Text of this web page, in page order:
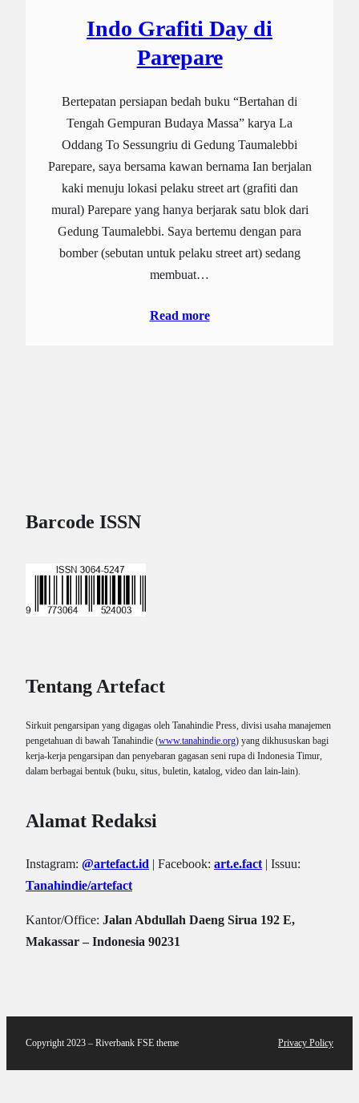
Indo Grafiti Day di
Parepare
Bertepatan persiapan bedah buku “Bertahan di
Tengah Gempuran Budaya Massa” karya La
Oddang To Sessungriu di Gedung Taumalebbi
Parepare, saya bersama kawan bernama Ian berjalan
kaki menuju lokasi pelaku street art (grafiti dan
mural) Parepare yang hanya berjarak satu blok dari
Gedung Taumalebbi. Saya bertemu dengan para
bomber (sebutan untuk pelaku street art) sedang
membuat…
Read more
Barcode ISSN
Tentang Artefact
Sirkuit pengarsipan yang digagas oleh Tanahindie Press, divisi usaha manajemen
pengetahuan di bawah Tanahindie (www.tanahindie.org) yang dikhususkan bagi
kerja-kerja pengarsipan dan penyebaran gagasan seni rupa di Indonesia Timur,
dalam berbagai bentuk (buku, situs, buletin, katalog, video dan lain-lain).
Alamat Redaksi
Instagram: @artefact.id | Facebook: art.e.fact | Issuu:
Tanahindie/artefact
Kantor/Office: Jalan Abdullah Daeng Sirua 192 E,
Makassar – Indonesia 90231
Copyright 2023 – Riverbank FSE theme Privacy Policy